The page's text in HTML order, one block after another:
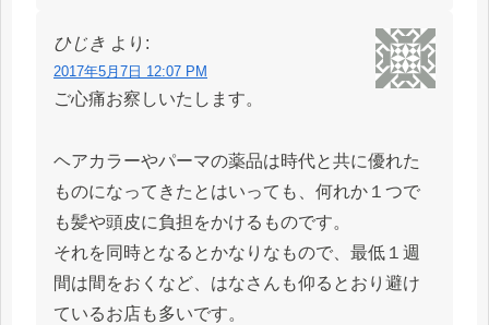
ひじき より:
2017年5月7日 12:07 PM
ご心痛お察しいたします。
ヘアカラーやパーマの薬品は時代と共に優れた
ものになってきたとはいっても、何れか１つで
も髪や頭皮に負担をかけるものです。
それを同時となるとかなりなもので、最低１週
間は間をおくなど、はなさんも仰るとおり避け
ているお店も多いです。